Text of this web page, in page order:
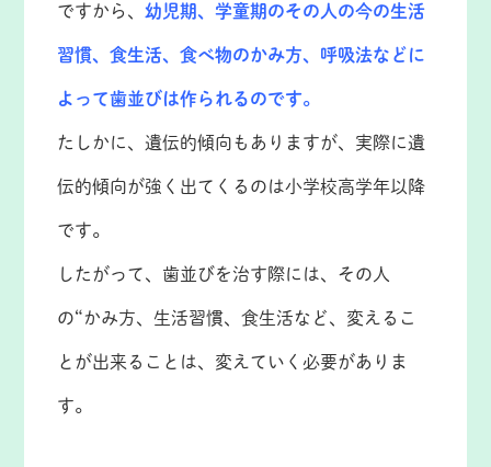
ですから、幼児期、学童期のその人の今の生活
習慣、食生活、食べ物のかみ方、呼吸法などに
よって歯並びは作られるのです。
たしかに、遺伝的傾向もありますが、実際に遺
伝的傾向が強く出てくるのは小学校高学年以降
です。
したがって、歯並びを治す際には、その人
の“かみ方、生活習慣、食生活など、変えるこ
とが出来ることは、変えていく必要がありま
す。